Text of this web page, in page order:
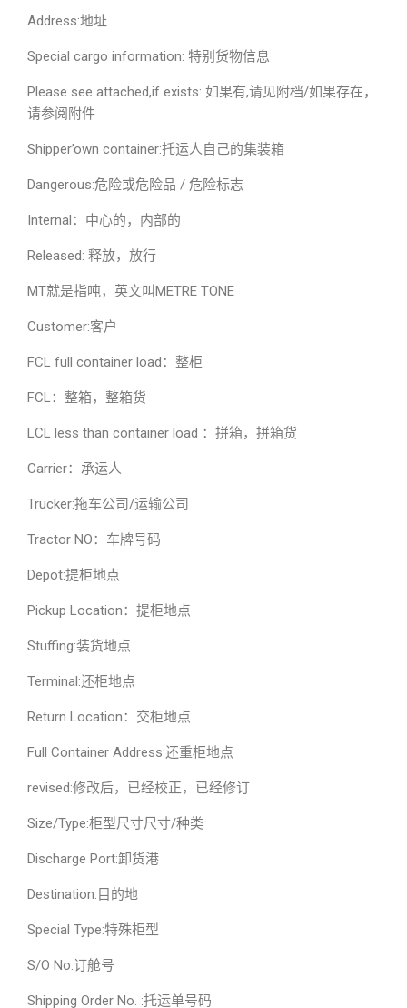
Address:地址
Special cargo information: 特别货物信息
Please see attached,if exists: 如果有,请见附档/如果存在，
请参阅附件
Shipper’own container:托运人自己的集装箱
Dangerous:危险或危险品 / 危险标志
Internal：中心的，内部的
Released: 释放，放行
MT就是指吨，英文叫METRE TONE
Customer:客户
FCL full container load：整柜
FCL：整箱，整箱货
LCL less than container load ：拼箱，拼箱货
Carrier：承运人
Trucker:拖车公司/运输公司
Tractor NO：车牌号码
Depot:提柜地点
Pickup Location：提柜地点
Stuffing:装货地点
Terminal:还柜地点
Return Location：交柜地点
Full Container Address:还重柜地点
revised:修改后，已经校正，已经修订
Size/Type:柜型尺寸尺寸/种类
Discharge Port:卸货港
Destination:目的地
Special Type:特殊柜型
S/O No:订舱号
Shipping Order No. :托运单号码